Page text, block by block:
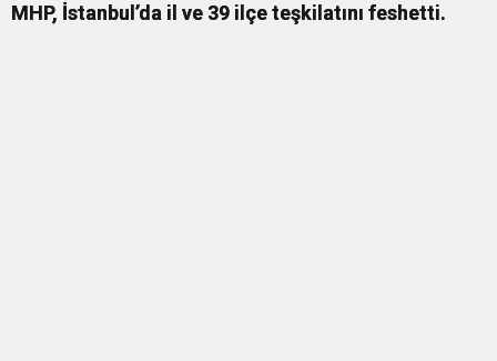
MHP, İstanbul’da il ve 39 ilçe teşkilatını feshetti.